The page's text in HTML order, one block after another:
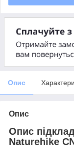
Опис
Опис
Опис
Naturehike